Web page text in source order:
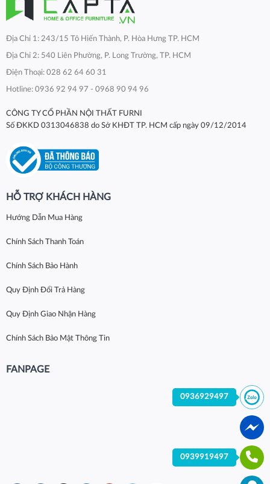
Địa Chỉ 1: 243/15 Tô Hiến Thành, P. Hòa Hưng TP. HCM
Địa Chỉ 2: 540 Liên Phường, P. Long Trường, TP. HCM
Điện Thoại: 028 62 64 60 31
Hotline: 0936 92 94 97 - 0968 90 94 96
CÔNG TY CỔ PHẦN NỘI THẤT FURNI
Số ĐKKD 0313046838 do Sở KHĐT TP. HCM cấp ngày 09/12/2014
HỖ TRỢ KHÁCH HÀNG
Hướng Dẫn Mua Hàng
Chính Sách Thanh Toán
Chính Sách Bảo Hành
Quy Định Đổi Trả Hàng
Quy Định Giao Nhận Hàng
Chính Sách Bảo Mật Thông Tin
FANPAGE
0936929497
0939919497